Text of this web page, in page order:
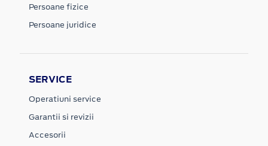
Persoane fizice
Persoane juridice
SERVICE
Operatiuni service
Garantii si revizii
Accesorii